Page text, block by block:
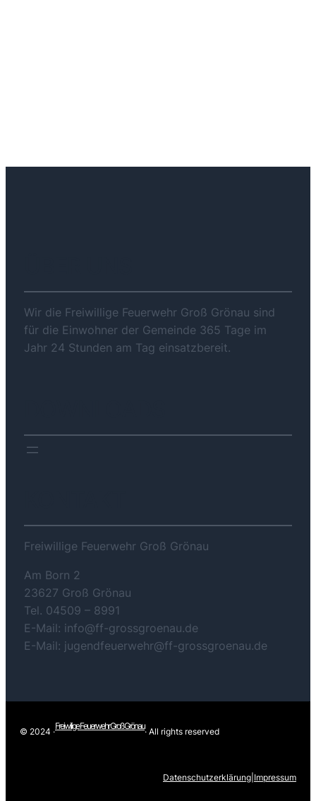
Wir die Freiwillige Feuerwehr Groß Grönau sind
für die Einwohner der Gemeinde 365 Tage im
Jahr 24 Stunden am Tag einsatzbereit.
Freiwillige Feuerwehr Groß Grönau
Am Born 2
23627 Groß Grönau
Tel. 04509 – 8991
E-Mail: info@ff-grossgroenau.de
E-Mail: jugendfeuerwehr@ff-grossgroenau.de
© 2024 ·
Freiwilige Feuerwehr Groß Grönau
· All rights reserved
Datenschutzerklärung Impressum